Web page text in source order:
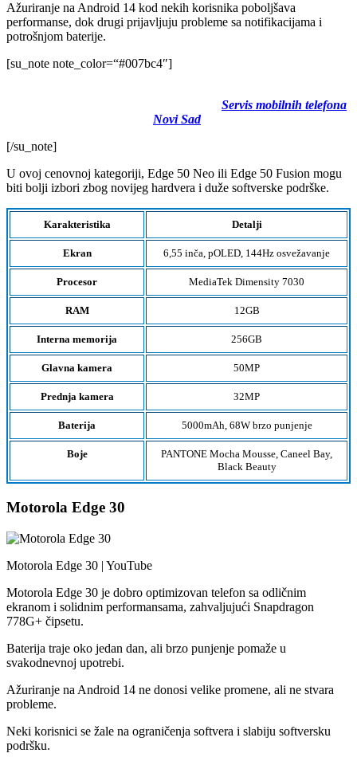
Ažuriranje na Android 14 kod nekih korisnika poboljšava
performanse, dok drugi prijavljuju probleme sa notifikacijama i
potrošnjom baterije.
[su_note note_color=“#007bc4″]
Servis mobilnih telefona
Novi Sad.
[/su_note]
U ovoj cenovnoj kategoriji, Edge 50 Neo ili Edge 50 Fusion mogu
biti bolji izbori zbog novijeg hardvera i duže softverske podrške.
Karakteristika Detalji
Ekran 6,55 inča, pOLED, 144Hz osvežavanje
Procesor MediaTek Dimensity 7030
RAM 12GB
Interna memorija 256GB
Glavna kamera 50MP
Prednja kamera 32MP
Baterija 5000mAh, 68W brzo punjenje
Boje
PANTONE Mocha Mousse, Caneel Bay,
Black Beauty
Motorola Edge 30
Motorola Edge 30 | YouTube
Motorola Edge 30 je dobro optimizovan telefon sa odličnim
ekranom i solidnim performansama, zahvaljujući Snapdragon
778G+ čipsetu.
Baterija traje oko jedan dan, ali brzo punjenje pomaže u
svakodnevnoj upotrebi.
Ažuriranje na Android 14 ne donosi velike promene, ali ne stvara
probleme.
Neki korisnici se žale na ograničenja softvera i slabiju softversku
podršku.